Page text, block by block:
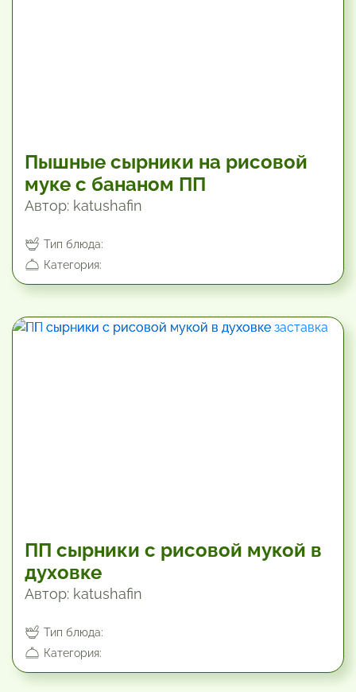
Пышные сырники на рисовой
муке с бананом ПП
Автор: katushafin
Тип блюда:
Категория:
ПП сырники с рисовой мукой в
духовке
Автор: katushafin
Тип блюда:
Категория: